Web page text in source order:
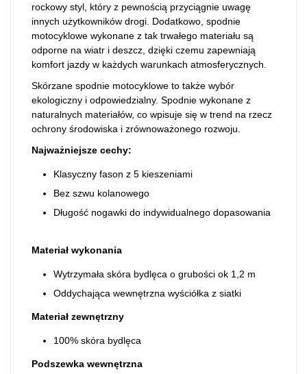
rockowy styl, który z pewnością przyciągnie uwagę
innych użytkowników drogi. Dodatkowo, spodnie
motocyklowe wykonane z tak trwałego materiału są
odporne na wiatr i deszcz, dzięki czemu zapewniają
komfort jazdy w każdych warunkach atmosferycznych.
Skórzane spodnie motocyklowe to także wybór
ekologiczny i odpowiedzialny. Spodnie wykonane z
naturalnych materiałów, co wpisuje się w trend na rzecz
ochrony środowiska i zrównoważonego rozwoju.
Najważniejsze cechy:
Klasyczny fason z 5 kieszeniami
Bez szwu kolanowego
Długość nogawki do indywidualnego dopasowania
Materiał wykonania
Wytrzymała skóra bydlęca o grubości ok 1,2 m
Oddychająca wewnętrzna wyściółka z siatki
Materiał zewnętrzny
100% skóra bydlęca
Podszewka wewnętrzna